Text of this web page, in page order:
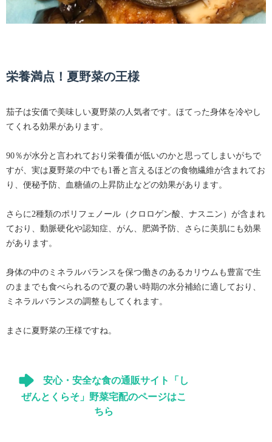
栄養満点！夏野菜の王様
茄子は安価で美味しい夏野菜の人気者です。ほてった身体を冷やし
てくれる効果があります。
90％が水分と言われており栄養価が低いのかと思ってしまいがちで
すが、実は夏野菜の中でも1番と言えるほどの食物繊維が含まれてお
り、便秘予防、血糖値の上昇防止などの効果があります。
さらに2種類のポリフェノール（クロロゲン酸、ナスニン）が含まれ
ており、動脈硬化や認知症、がん、肥満予防、さらに美肌にも効果
があります。
身体の中のミネラルバランスを保つ働きのあるカリウムも豊富で生
のままでも食べられるので夏の暑い時期の水分補給に適しており、
ミネラルバランスの調整もしてくれます。
まさに夏野菜の王様ですね。
安心・安全な食の通販サイト「し
ぜんとくらそ」野菜宅配のページはこ
ちら